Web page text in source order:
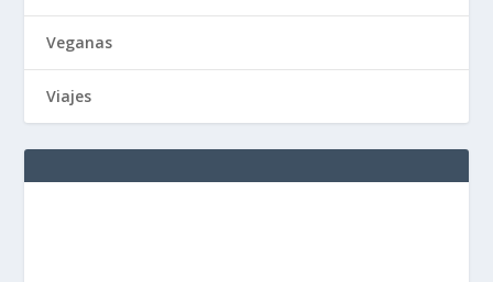
Veganas
Viajes